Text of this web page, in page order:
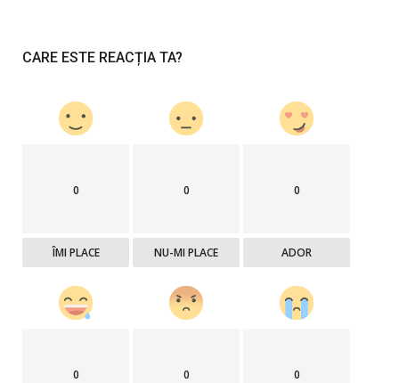
CARE ESTE REACȚIA TA?
0
ÎMI PLACE
0
NU-MI PLACE
0
ADOR
0 0 0